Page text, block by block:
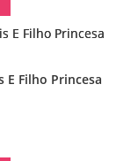
E Filho Princesa